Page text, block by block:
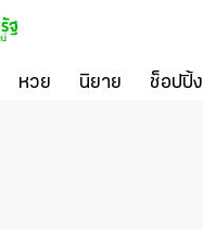
หวย นิยาย ช็อปปิ้ง